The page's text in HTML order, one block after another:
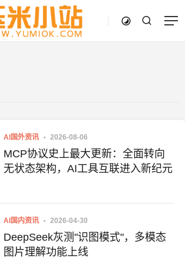
AI国外资讯 2026-08-06
MCP协议史上最大更新：全面转向
无状态架构，AI工具互联进入新纪元
AI国内资讯 2026-04-30
DeepSeek灰测"识图模式"，多模态
图片理解功能上线